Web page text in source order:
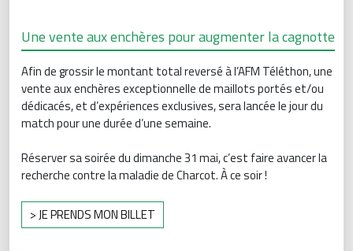
Une vente aux enchères pour augmenter la cagnotte
Afin de grossir le montant total reversé à l’AFM Téléthon, une
vente aux enchères exceptionnelle de maillots portés et/ou
dédicacés, et d’expériences exclusives, sera lancée le jour du
match pour une durée d’une semaine.
Réserver sa soirée du dimanche 31 mai, c’est faire avancer la
recherche contre la maladie de Charcot. À ce soir !
> JE PRENDS MON BILLET